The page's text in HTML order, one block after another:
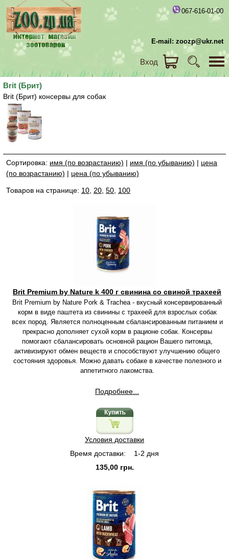
067-616-01-00
E-mail: zoozp@ukr.net
Вход
Brit (Брит)
Brit (Брит) консервы для собак
Сортировка: имя (по возрастанию) | имя (по убыванию) | цена
(по возрастанию) | цена (по убыванию)
Товаров на странице: 10 20 50 100
Brit Premium by Nature k 400 г свинина со свиной трахеей
Brit Premium by Nature Pork & Trachea - вкусный консервированный
корм в виде паштета из свинины с трахеей для взрослых собак
всех пород. Является полноценным сбалансированным питанием и
прекрасно дополняет сухой корм в рационе собак. Консервы
помогают сбалансировать основной рацион Вашего питомца,
активизируют обмен веществ и способствуют улучшению общего
состояния здоровья. Можно давать собаке в качестве полезного и
аппетитного лакомства.
Подробнее...
Условия доставки
Время доставки:
1-2 дня
135,00 грн.